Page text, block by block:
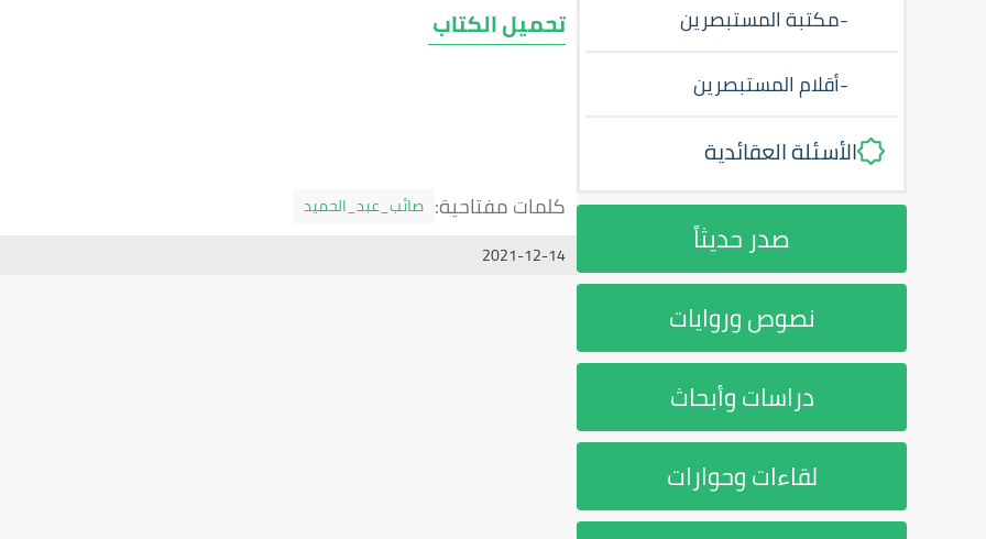
-مكتبة المستبصرين
-أقلام المستبصرين
الأسئلة العقائدية
صدر حديثاً
نصوص وروايات
دراسات وأبحاث
لقاءات وحوارات
تحميل الكتاب
كلمات مفتاحية: صائب_عبد_الحميد
2021-12-14